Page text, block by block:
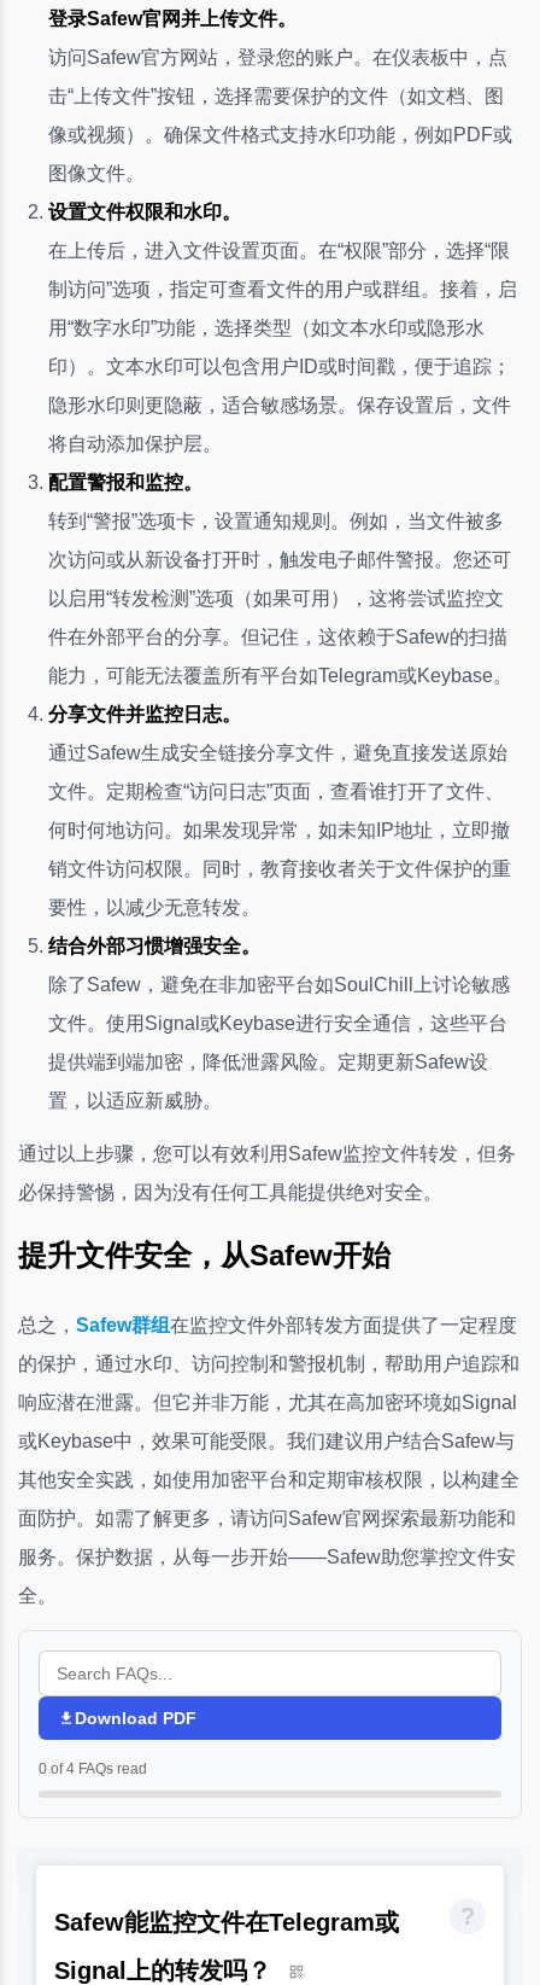
登录Safew官网并上传文件。
访问Safew官方网站，登录您的账户。在仪表板中，点
击“上传文件”按钮，选择需要保护的文件（如文档、图
像或视频）。确保文件格式支持水印功能，例如PDF或
图像文件。
设置文件权限和水印。
在上传后，进入文件设置页面。在“权限”部分，选择“限
制访问”选项，指定可查看文件的用户或群组。接着，启
用“数字水印”功能，选择类型（如文本水印或隐形水
印）。文本水印可以包含用户ID或时间戳，便于追踪；
隐形水印则更隐蔽，适合敏感场景。保存设置后，文件
将自动添加保护层。
配置警报和监控。
转到“警报”选项卡，设置通知规则。例如，当文件被多
次访问或从新设备打开时，触发电子邮件警报。您还可
以启用“转发检测”选项（如果可用），这将尝试监控文
件在外部平台的分享。但记住，这依赖于Safew的扫描
能力，可能无法覆盖所有平台如Telegram或Keybase。
分享文件并监控日志。
通过Safew生成安全链接分享文件，避免直接发送原始
文件。定期检查“访问日志”页面，查看谁打开了文件、
何时何地访问。如果发现异常，如未知IP地址，立即撤
销文件访问权限。同时，教育接收者关于文件保护的重
要性，以减少无意转发。
结合外部习惯增强安全。
除了Safew，避免在非加密平台如SoulChill上讨论敏感
文件。使用Signal或Keybase进行安全通信，这些平台
提供端到端加密，降低泄露风险。定期更新Safew设
置，以适应新威胁。
通过以上步骤，您可以有效利用Safew监控文件转发，但务
必保持警惕，因为没有任何工具能提供绝对安全。
提升文件安全，从Safew开始
总之， Safew群组在监控文件外部转发方面提供了一定程度
的保护，通过水印、访问控制和警报机制，帮助用户追踪和
响应潜在泄露。但它并非万能，尤其在高加密环境如Signal
或Keybase中，效果可能受限。我们建议用户结合Safew与
其他安全实践，如使用加密平台和定期审核权限，以构建全
面防护。如需了解更多，请访问Safew官网探索最新功能和
服务。保护数据，从每一步开始——Safew助您掌控文件安
全。
Download PDF
0 of 4 FAQs read
Safew能监控文件在Telegram或
Signal上的转发吗？